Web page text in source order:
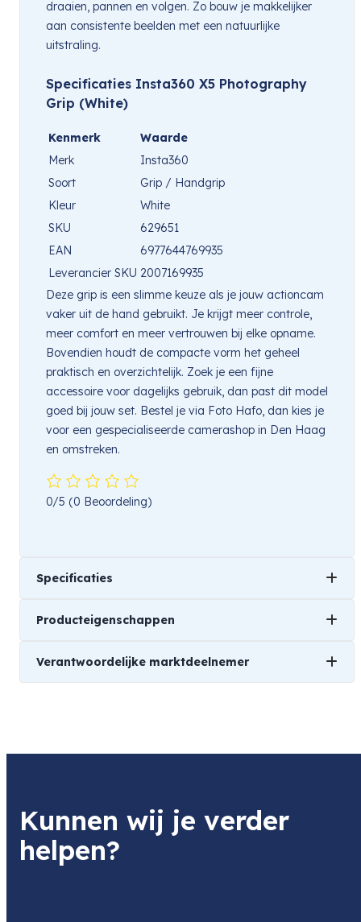
draaien, pannen en volgen. Zo bouw je makkelijker
aan consistente beelden met een natuurlijke
uitstraling.
Specificaties Insta360 X5 Photography
Grip (White)
Kenmerk
Waarde
Merk
Insta360
Soort
Grip / Handgrip
Kleur
White
SKU
629651
EAN
6977644769935
Leverancier SKU 2007169935
Deze grip is een slimme keuze als je jouw actioncam
vaker uit de hand gebruikt. Je krijgt meer controle,
meer comfort en meer vertrouwen bij elke opname.
Bovendien houdt de compacte vorm het geheel
praktisch en overzichtelijk. Zoek je een fijne
accessoire voor dagelijks gebruik, dan past dit model
goed bij jouw set. Bestel je via Foto Hafo, dan kies je
voor een gespecialiseerde camerashop in Den Haag
en omstreken.
0/5 (0 Beoordeling)
Specificaties
0,15 kg
Producteigenschappen
Merk
Verantwoordelijke marktdeelnemer
Product
2007169935
Item code leverancier
2007169935
Adres
Kunnen wij je verder
helpen?